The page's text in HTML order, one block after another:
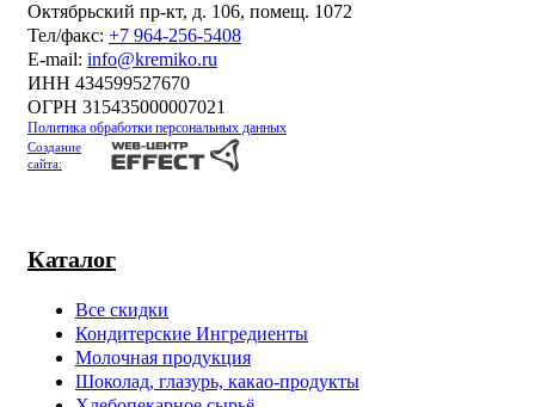
Каталог
Все скидки
Кондитерские Ингредиенты
Молочная продукция
Шоколад, глазурь, какао-продукты
Октябрьский пр-кт, д. 106, помещ. 1072
Тел/факс: +7 964-256-5408
Е-mail: info@kremiko.ru
ИНН 434599527670
ОГРН 315435000007021
Политика обработки персональных данных
Создание
сайта: